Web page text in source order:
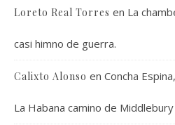
Loreto Real Torres en La
casi himno de guerra.
Calixto Alonso en Concha
La Habana camino de Middlebury